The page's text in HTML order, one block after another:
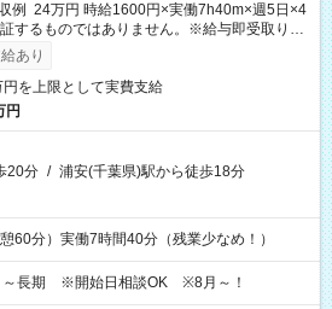
例 24万円 時給1600円×実働7h40m×週5日×4
するものではありません。※給与即受取りサ
用条件有）
あり
円を上限として実費支給
円
20分 / 浦安(千葉県)駅から徒歩18分
60分）実働7時間40分（残業少なめ！）
～長期 ※開始日相談OK ※8月～！